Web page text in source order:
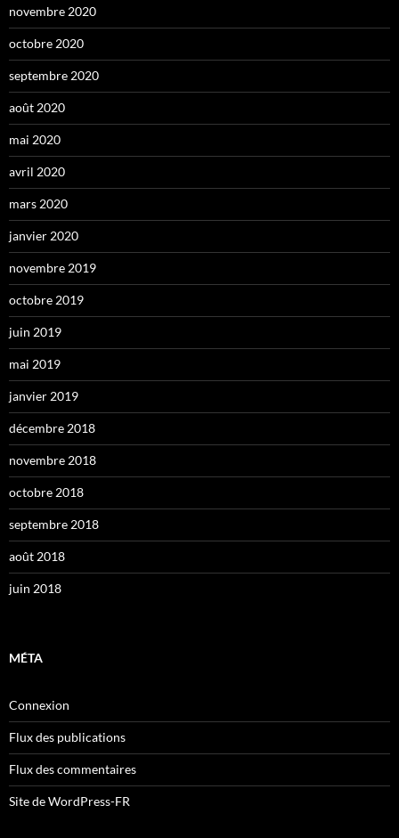
novembre 2020
octobre 2020
septembre 2020
août 2020
mai 2020
avril 2020
mars 2020
janvier 2020
novembre 2019
octobre 2019
juin 2019
mai 2019
janvier 2019
décembre 2018
novembre 2018
octobre 2018
septembre 2018
août 2018
juin 2018
MÉTA
Connexion
Flux des publications
Flux des commentaires
Site de WordPress-FR